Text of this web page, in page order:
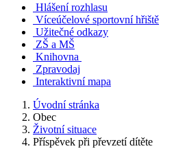
Hlášení rozhlasu
Víceúčelové sportovní hřiště
Užitečné odkazy
ZŠ a MŠ
Knihovna
Zpravodaj
Interaktivní mapa
Úvodní stránka
Obec
Životní situace
Příspěvek při převzetí dítěte